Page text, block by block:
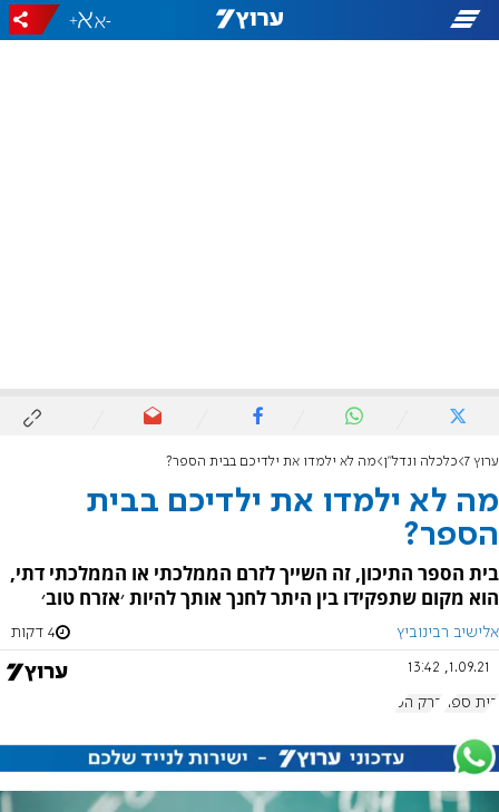
-
+
ערוץ 7 כלכלה ונדל"ן מה לא ילמדו את ילדיכם בבית הספר?
מה לא ילמדו את ילדיכם בבית
הספר?
בית הספר התיכון, זה השייך לזרם הממלכתי או הממלכתי דתי,
הוא מקום שתפקידו בין היתר לחנך אותך להיות ׳אזרח טוב׳
אלישיב רבינוביץ 4 דקות
1.09.21, 13:42
בית ספר ברק הס